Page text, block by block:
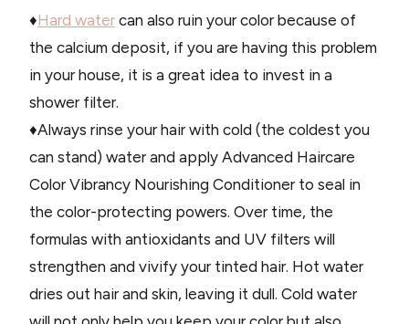
♦Hard water can also ruin your color because of
the calcium deposit, if you are having this problem
in your house, it is a great idea to invest in a
shower filter.
♦Always rinse your hair with cold (the coldest you
can stand) water and apply Advanced Haircare
Color Vibrancy Nourishing Conditioner to seal in
the color-protecting powers. Over time, the
formulas with antioxidants and UV filters will
strengthen and vivify your tinted hair. Hot water
dries out hair and skin, leaving it dull. Cold water